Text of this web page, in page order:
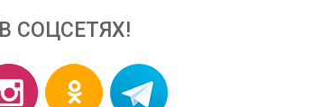
СОЦСЕТЯХ!